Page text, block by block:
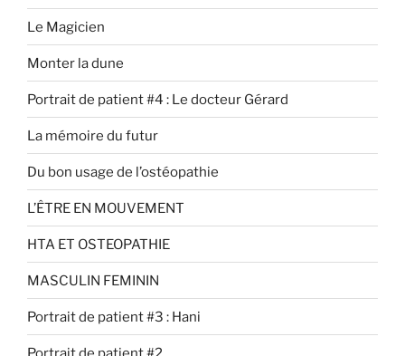
Le Magicien
Monter la dune
Portrait de patient #4 : Le docteur Gérard
La mémoire du futur
Du bon usage de l’ostéopathie
L’ÊTRE EN MOUVEMENT
HTA ET OSTEOPATHIE
MASCULIN FEMININ
Portrait de patient #3 : Hani